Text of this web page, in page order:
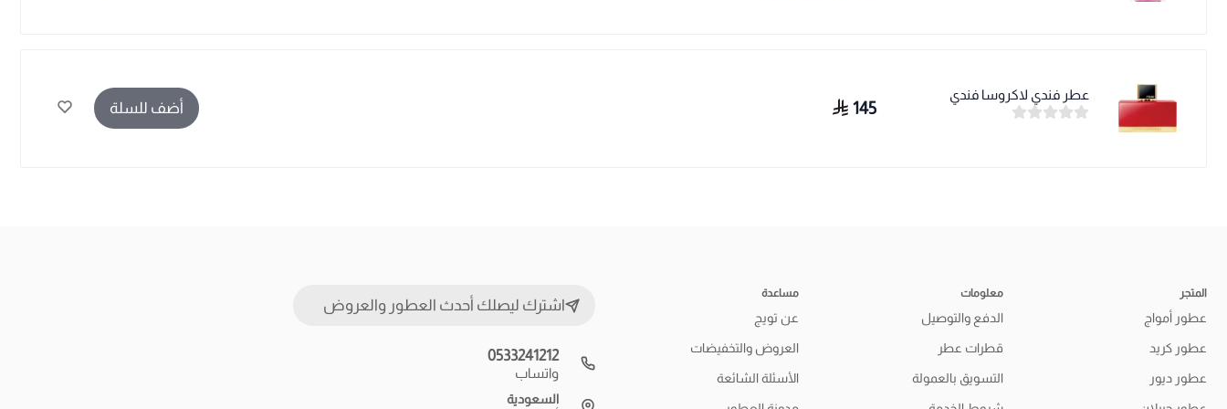
عطر فندي لاكروسا فندي
145 أضف للسلة
المتجر
عطور أمواج
عطور كريد
عطور ديور
معلومات
الدفع والتوصيل
قطرات عطر
التسويق بالعمولة
مساعدة
عن تويج
العروض والتخفيضات
الأسئلة الشائعة
اشترك ليصلك أحدث العطور والعروض
0533241212
واتساب
السعودية